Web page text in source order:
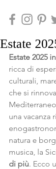
Estate
Estate 2025
ricca di
culturali,
che si
una vacanza
natura e
musica, la
di più. Ecco